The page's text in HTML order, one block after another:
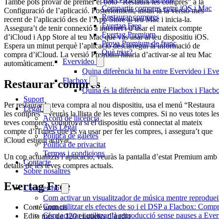
Compartir compres entre iOS i Mac
Restaurar compres
Evertag Free
Evertag Premium
Prova Premium de franc
Què triar?
Evervideo
Quina diferència hi ha entre Evervideo i
Flacbox
Quina és la diferència entre Flacbox i
Suport
Legal
Acord de llicència
Avís Legal
Política de galetes
Política de privacitat
Termes i condicions
Contacte
Sobre nosaltres
Com fer-ho
Com activar un visualitzador de música mentre
Com utilitzar els efectes de so i el DSP a Flacbox:
Com activar i utilitzar la reproducció sense pauses a
També pots provar de prémer el botó “Restaura les compres” a la
Configuració de l’aplicació. Posteriorment, instal·la la versió més
recent de l’aplicació des de l’App Store al teu Mac i inicia-la.
Assegura’t de tenir connexió a internet i d’usar el mateix compte
d’iCloud i App Store al teu Mac que vas usar al teu dispositiu iOS.
Espera un minut perquè l’aplicació descarregui la informació de
compra d’iCloud. La versió Premium hauria d’activar-se al teu Mac
automàticament.
Restaurar compres
Per restaurar la teva compra al nou dispositiu, usa el menú “Restaura
les compres”. Veuràs la llista de les teves compres. Si no veus totes les
teves compres, comprova si el dispositiu està connectat al mateix
compte d’iTunes que es va usar per fer les compres, i assegura’t que
iCloud estigui activat.
Un cop actualitzis l’aplicació, veuràs la pantalla d’estat Premium amb
detalls de les teves compres actuals.
Evertag Free
Conté anuncis
Edita més de 120 etiquetes d’àudio